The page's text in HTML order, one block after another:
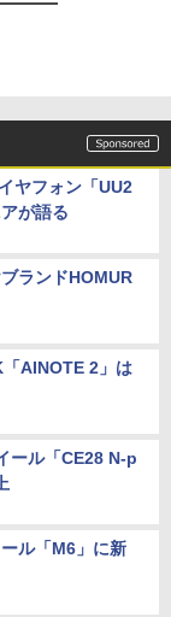
ヤフォン「UU2
が語る
ランドHOMUR
AINOTE 2」は
ール「CE28 N-p
ル「M6」に新